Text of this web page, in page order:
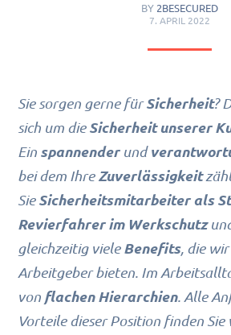
BY 2BESECURED
7. APRIL 2022
Sie sorgen gerne fürSicherheit?
sich um dieSicherheit unserer
Ein spannender und
bei dem IhreZuverlässigkeit
SieSicherheitsmitarbeiter als
Revierfahrer im Werkschutz
gleichzeitig vieleBenefits, die
Arbeitgeber bieten. Im
von flachen Hierarchien. Alle
Vorteile dieser Position finden